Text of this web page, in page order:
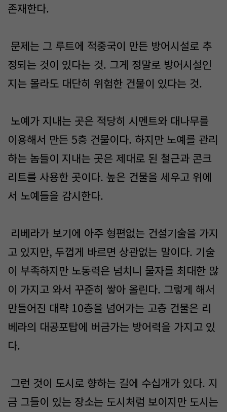
존재한다.
문제는 그 루트에 적중국이 만든 방어시설로 추
정되는 것이 있다는 것. 그게 정말로 방어시설인
지는 몰라도 대단히 위험한 건물이 있다는 것.
노예가 지내는 곳은 적당히 시멘트와 대나무를
이용해서 만든 5층 건물이다. 하지만 노예를 관리
하는 놈들이 지내는 곳은 제대로 된 철근과 콘크
리트를 사용한 곳이다. 높은 건물을 세우고 위에
서 노예들을 감시한다.
리베라가 보기에 아주 형편없는 건설기술을 가지
고 있지만, 두껍게 바르면 상관없는 말이다. 기술
이 부족하지만 노동력은 넘치니 물자를 최대한 많
이 가지고 와서 꾸준히 쌓아 올린다. 그렇게 해서
만들어진 대략 10층을 넘어가는 고층 건물은 리
베라의 대공포탑에 버금가는 방어력을 가지고 있
다.
그런 것이 도시로 향하는 길에 수십개가 있다. 지
금 그들이 있는 장소는 도시처럼 보이지만 도시는